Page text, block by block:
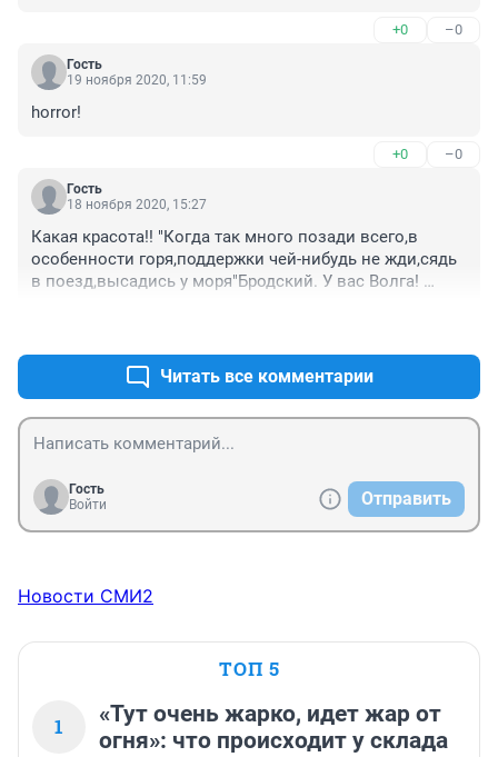
+0 –0
Гость
19 ноября 2020, 11:59
horror!
+0 –0
Гость
18 ноября 2020, 15:27
Какая красота!! "Когда так много позади всего,в
особенности горя,поддержки чей-нибудь не жди,сядь
в поезд,высадись у моря"Бродский. У вас Волга!
Читать все комментарии
Гость
Войти
Отправить
Новости СМИ2
ТОП 5
1
«Тут очень жарко, идет жар от
огня»: что происходит у склада